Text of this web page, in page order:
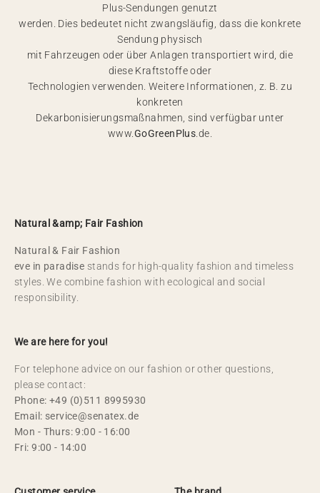
Plus-Sendungen genutzt
werden. Dies bedeutet nicht zwangsläufig, dass die konkrete
Sendung physisch
mit Fahrzeugen oder über Anlagen transportiert wird, die
diese Kraftstoffe oder
Technologien verwenden. Weitere Informationen, z. B. zu
konkreten
Dekarbonisierungsmaßnahmen, sind verfügbar unter
www. GoGreenPlus .de.
Natural &amp; Fair Fashion
Natural & Fair Fashion
eve in paradise stands for high-quality fashion and timeless
styles. We combine fashion with ecological and social
responsibility.
We are here for you!
For telephone advice on our fashion or other questions,
please contact:
Phone: +49 (0)511 8995930
Email: service@senatex.de
Mon - Thurs: 9:00 - 16:00
Fri: 9:00 - 14:00